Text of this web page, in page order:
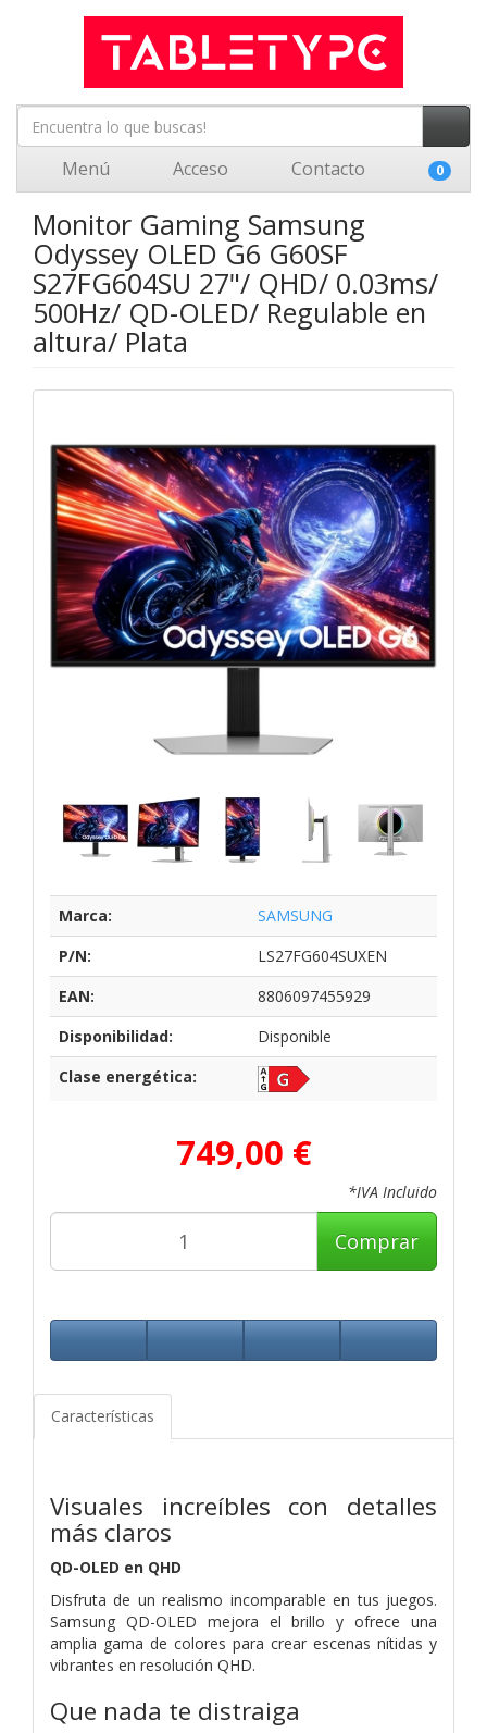
Menú Acceso Contacto 0
Monitor Gaming Samsung
Odyssey OLED G6 G60SF
S27FG604SU 27"/ QHD/ 0.03ms/
500Hz/ QD-OLED/ Regulable en
altura/ Plata
Marca:
SAMSUNG
P/N:
LS27FG604SUXEN
EAN:
8806097455929
Disponibilidad:
Disponible
Clase energética:
749,00 €
*IVA Incluido
Comprar
Características
Visuales increíbles con detalles
más claros
QD-OLED en QHD
Disfruta de un realismo incomparable en tus juegos.
Samsung QD-OLED mejora el brillo y ofrece una
amplia gama de colores para crear escenas nítidas y
vibrantes en resolución QHD.
Que nada te distraiga